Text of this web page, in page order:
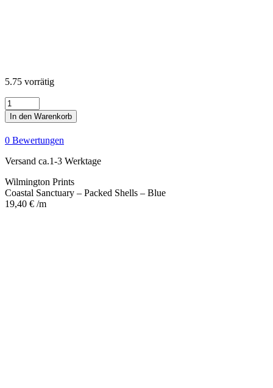
5.75 vorrätig
Coastal
Sanctuary
-
Packed
Shells
-
Blue
Menge
In den Warenkorb
0 Bewertungen
Versand ca.1-3 Werktage
Wilmington Prints
Coastal Sanctuary – Packed Shells – Blue
19,40 € /m